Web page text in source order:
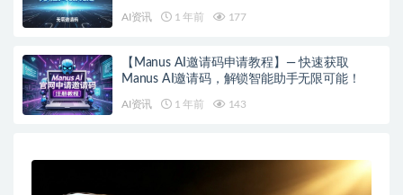
AI资讯 1 年前 177
【Manus AI邀请码申请教程】— 快速获取
Manus AI邀请码，解锁智能助手无限可能！
AI资讯 1 年前 143